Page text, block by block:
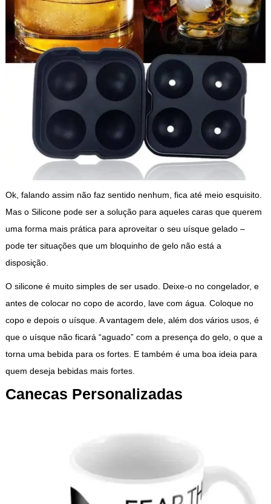
Ok, falando assim não faz sentido nenhum, fica até meio esquisito.
Mas o Silicone pode ser a solução para aqueles caras que querem
uma forma mais prática para aproveitar o seu uísque gelado –
pode ter situações que um bloquinho de gelo não está a
disposição.
O silicone é muito simples de ser usado. Deixe-o no congelador, e
antes de colocar no copo de acordo, lave com água. Coloque no
copo e depois o uísque. A vantagem dele, além dos vários usos, é
que o uísque não ficará “aguado” com a presença do gelo, o que a
torna uma bebida para os fortes. E também é uma boa ideia para
quem deseja bebidas mais fortes.
Canecas Personalizadas